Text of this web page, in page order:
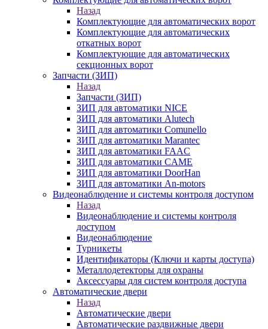
Назад
Комплектующие для автоматических ворот
Комплектующие для автоматических
откатных ворот
Комплектующие для автоматических
секционных ворот
Запчасти (ЗИП)
Назад
Запчасти (ЗИП)
ЗИП для автоматики NICE
ЗИП для автоматики Alutech
ЗИП для автоматики Comunello
ЗИП для автоматики Marantec
ЗИП для автоматики FAAC
ЗИП для автоматики CAME
ЗИП для автоматики DoorHan
ЗИП для автоматики An-motors
Видеонаблюдение и системы контроля доступом
Назад
Видеонаблюдение и системы контроля
доступом
Видеонаблюдение
Турникеты
Идентификаторы (Ключи и карты доступа)
Металлодетекторы для охраны
Аксессуары для систем контроля доступа
Автоматические двери
Назад
Автоматические двери
Автоматические раздвижные двери